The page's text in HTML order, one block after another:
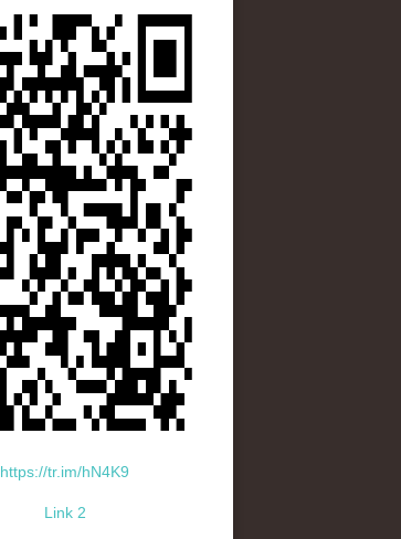
https://tr.im/hN4K9
Link 2